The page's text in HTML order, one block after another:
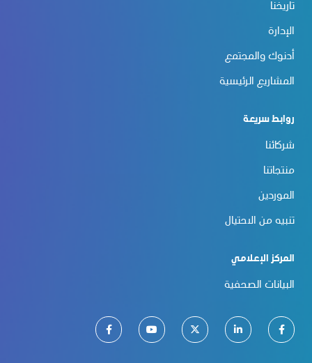
تاريخنا
الإدارة
أدنوك والمجتمع
المشاريع الرئيسية
روابط سريعة
شركائنا
منتجاتنا
الموردين
تنبيه من الاحتيال
المركز الإعلامي
البيانات الصحفية